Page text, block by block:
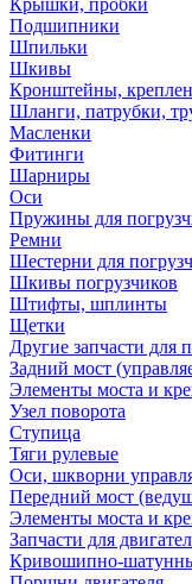
Крышки, пробки
Подшипники
Шпильки
Шкивы
Кронштейны,
Шланги, патрубки,
Масленки
Фитинги
Шарниры
Оси
Пружины для
Ремни
Шестерни для
Шкивы погрузчиков
Штифты, шплинты
Щетки
Другие запчасти для
Задний мост
Элементы моста и
Узел поворота
Ступица
Тяги рулевые
Оси, шкворни
Передний мост
Элементы моста и
Запчасти для
Кривошипно-